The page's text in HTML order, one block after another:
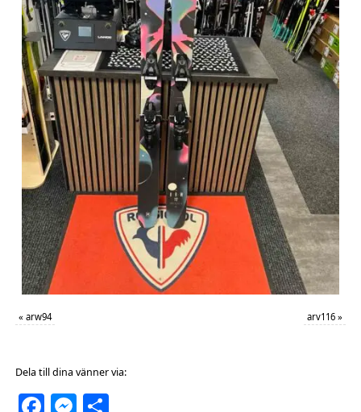
« arw94 arv116 »
Dela till dina vänner via: